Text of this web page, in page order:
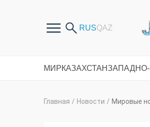
МИРКАЗАХСТАН
Главная / Новости / Мировые